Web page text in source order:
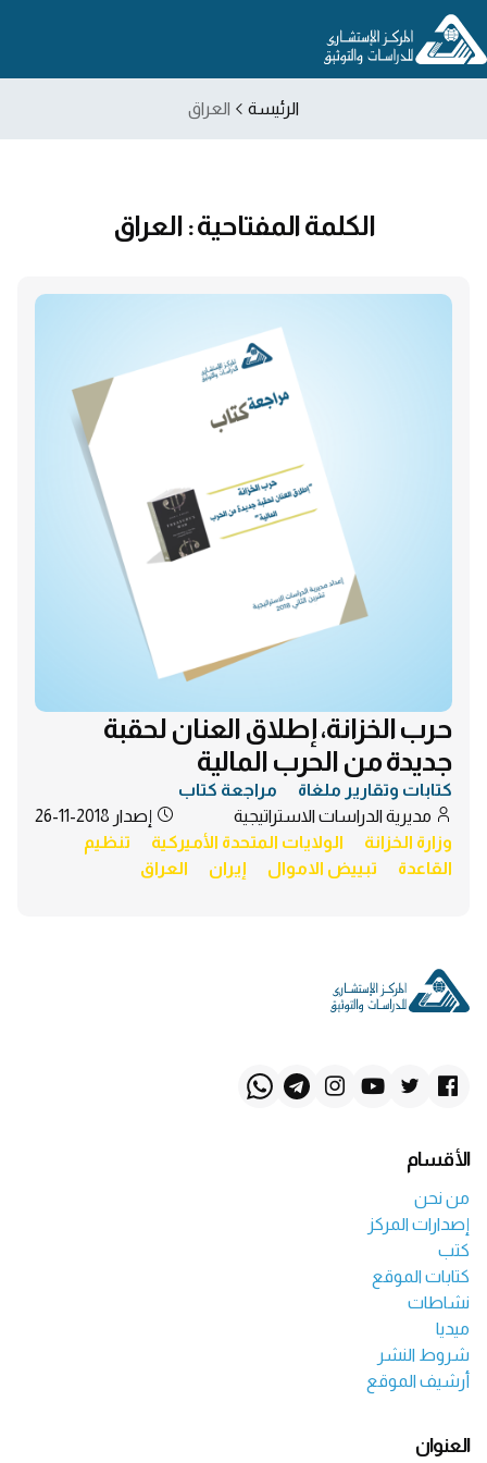
الرئيسة العراق
الكلمة المفتاحية : العراق
حرب الخزانة، إطلاق العنان لحقبة
جديدة من الحرب المالية
كتابات وتقارير ملغاة
مراجعة كتاب
مديرية الدراسات الاستراتيجية
إصدار
وزارة الخزانة
الولايات المتحدة الأميركية
تنظيم
القاعدة
تبييض الاموال إيران العراق
الأقسام
من نحن
إصدارات المركز
كتب
كتابات الموقع
نشاطات
ميديا
شروط النشر
أرشيف الموقع
العنوان